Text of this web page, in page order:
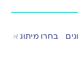
בחרו מיתוג אישי